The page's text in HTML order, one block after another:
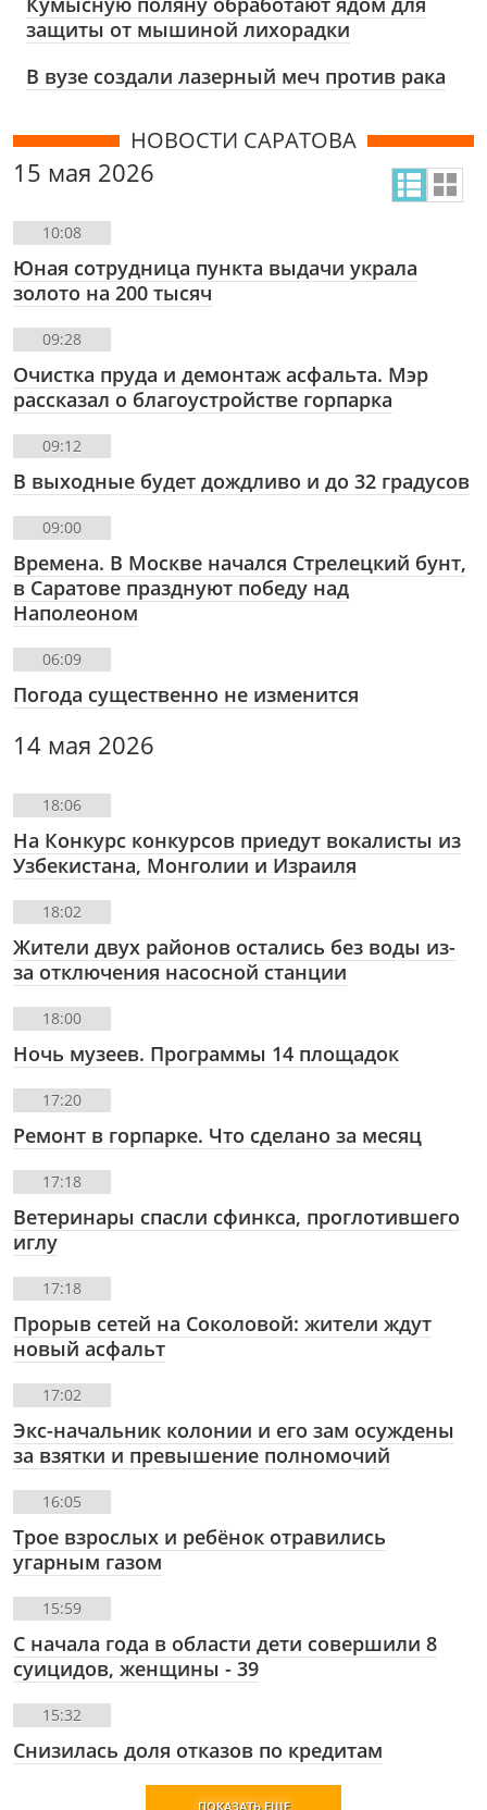
защиты от мышиной лихорадки
В вузе создали лазерный меч против рака
НОВОСТИ САРАТОВА
15 мая 2026
10:08
Юная сотрудница пункта выдачи украла
золото на 200 тысяч
09:28
Очистка пруда и демонтаж асфальта. Мэр
рассказал о благоустройстве горпарка
09:12
В выходные будет дождливо и до 32 градусов
09:00
Времена. В Москве начался Стрелецкий бунт,
в Саратове празднуют победу над
Наполеоном
06:09
Погода существенно не изменится
14 мая 2026
18:06
На Конкурс конкурсов приедут вокалисты из
Узбекистана, Монголии и Израиля
18:02
Жители двух районов остались без воды из-
за отключения насосной станции
18:00
Ночь музеев. Программы 14 площадок
17:20
Ремонт в горпарке. Что сделано за месяц
17:18
Ветеринары спасли сфинкса, проглотившего
иглу
17:18
Прорыв сетей на Соколовой: жители ждут
новый асфальт
17:02
Экс-начальник колонии и его зам осуждены
за взятки и превышение полномочий
16:05
Трое взрослых и ребёнок отравились
угарным газом
15:59
С начала года в области дети совершили 8
суицидов, женщины - 39
15:32
Снизилась доля отказов по кредитам
ПОКАЗАТЬ ЕЩЕ